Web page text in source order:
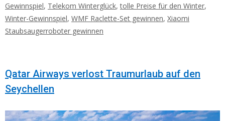
Gewinnspiel, Telekom Winterglück,tolle Preise für den Winter,
Winter-Gewinnspiel, WMF Raclette-Set gewinnen, Xiaomi
Staubsaugerroboter gewinnen
Qatar Airways verlost Traumurlaub auf den
Seychellen